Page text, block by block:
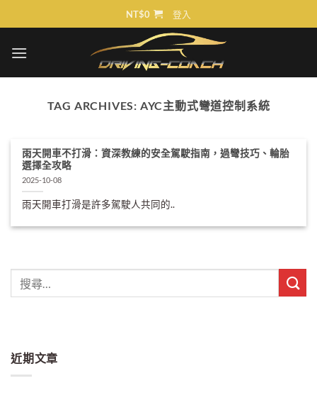
to
NT$0 登入
TAG ARCHIVES: AYC主動式彎道控制系統
雨天開車不打滑：資深教練的安全駕駛指南，過彎技巧、輪胎
選擇全攻略
2025-10-08
雨天開車打滑是許多駕駛人共同的..
近期文章